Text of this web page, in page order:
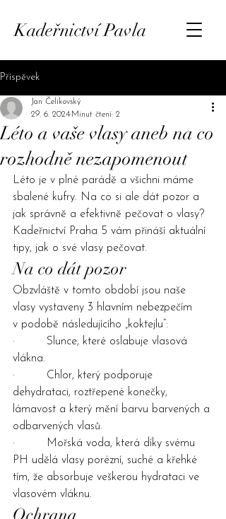
Kadeřnictví Pavla
Příspěvek
Léto a vaše vlasy aneb na co
rozhodně nezapomenout
Jan Čelikovský
29. 6. 2024 Minut čtení: 2
Léto je v plné parádě a všichni máme
sbalené kufry. Na co si ale dát pozor a
jak správně a efektivně pečovat o vlasy?
Kadeřnictví Praha 5 vám přináší aktuální
tipy, jak o své vlasy pečovat.
Na co dát pozor
Obzvláště v tomto období jsou naše
vlasy vystaveny 3 hlavním nebezpečím
v podobě následujícího „koktejlu“:
·         Slunce, které oslabuje vlasová
vlákna.
·         Chlor, který podporuje
dehydrataci, roztřepené konečky,
lámavost a který mění barvu barvených a
odbarvených vlasů.
·         Mořská voda, která díky svému
PH udělá vlasy porézní, suché a křehké
tím, že absorbuje veškerou hydrataci ve
vlasovém vláknu.
Ochrana